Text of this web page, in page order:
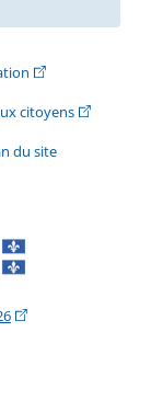
dans une
(Cet hyperlien
citoyens(Cet
externe s'ouvrira
du site
(Cet hyperlien